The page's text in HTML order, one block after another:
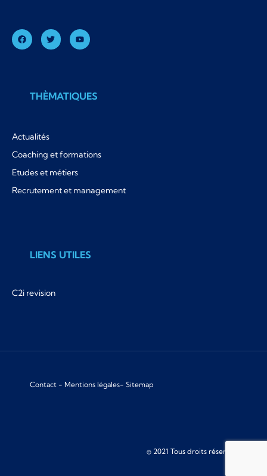
THÈMATIQUES
Actualités
Coaching et formations
Etudes et métiers
Recrutement et management
LIENS UTILES
C2i revision
Contact - Mentions légales- Sitemap
© 2021 Tous droits réservés